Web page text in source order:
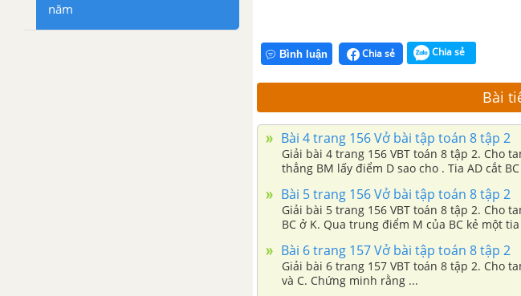
năm
Bình luận Chia sẻ Chia sẻ
Bài
Bài 4 trang 156 Vở bài tập toán 8 tập 2
Giải bài 4 trang 156 VBT toán 8 tập 2. Cho
thẳng BM lấy điểm D sao cho . Tia AD cắt
Bài 5 trang 156 Vở bài tập toán 8 tập 2
Giải bài 5 trang 156 VBT toán 8 tập 2. Cho
BC ở K. Qua trung điểm M của BC kẻ một
Bài 6 trang 157 Vở bài tập toán 8 tập 2
Giải bài 6 trang 157 VBT toán 8 tập 2. Cho
và C. Chứng minh rằng ...